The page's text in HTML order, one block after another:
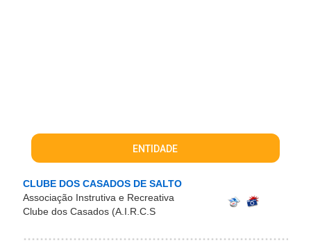
ENTIDADE
CLUBE DOS CASADOS DE SALTO
Associação Instrutiva e Recreativa
Clube dos Casados (A.I.R.C.S